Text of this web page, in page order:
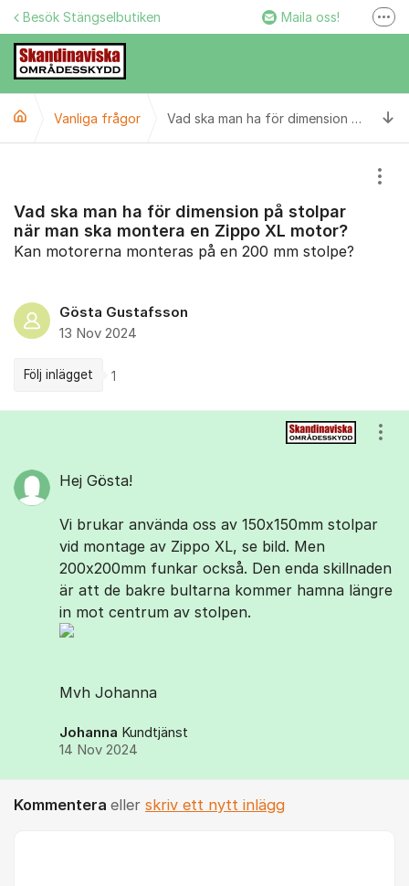
Hoppa till innehåll
Besök Stängselbutiken Maila oss!
Facebook
Vanliga frågor Vad ska man ha för dimension på stolpar när man ska montera en Zippo XL motor?
Vad ska man ha för dimension på stolpar
när man ska montera en Zippo XL motor?
Kan motorerna monteras på en 200 mm stolpe?
Gösta Gustafsson
13 Nov 2024
Följ inlägget 1
Hej Gösta!
Vi brukar använda oss av 150x150mm stolpar
vid montage av Zippo XL, se bild. Men
200x200mm funkar också. Den enda skillnaden
är att de bakre bultarna kommer hamna längre
in mot centrum av stolpen.
Mvh Johanna
Johanna Kundtjänst
14 Nov 2024
Kommentera eller skriv ett nytt inlägg